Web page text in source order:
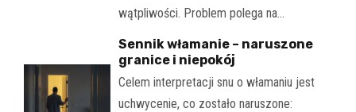
wątpliwości. Problem polega na…
Sennik włamanie – naruszone
granice i niepokój
Celem interpretacji snu o włamaniu jest
uchwycenie, co zostało naruszone: